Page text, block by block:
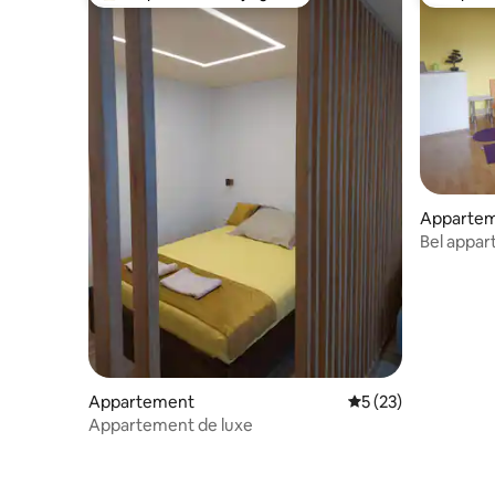
Appartement Évaluation
5 (23)
Appartement de luxe
Bel